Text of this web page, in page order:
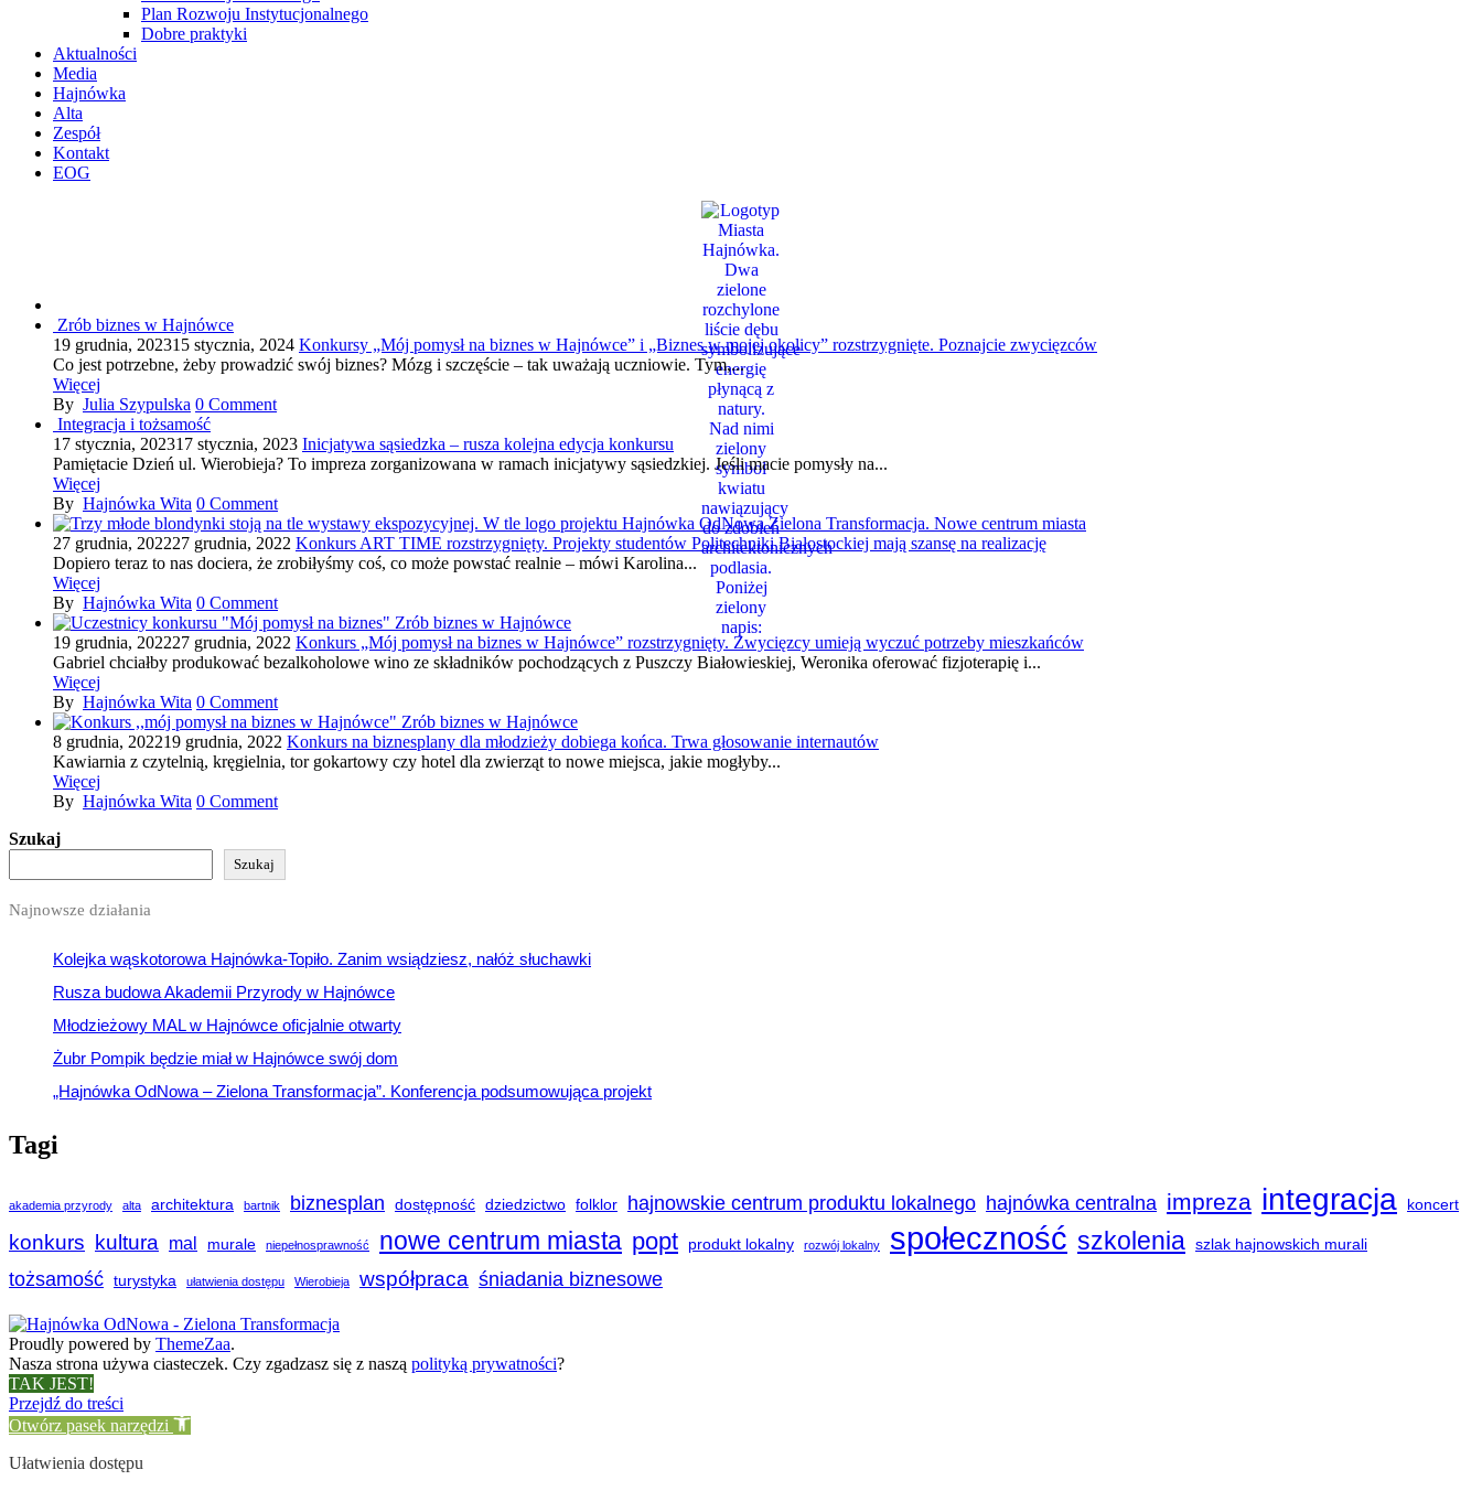
Plan Rozwoju Instytucjonalnego
Dobre praktyki
Aktualności
Media
Hajnówka
Alta
Zespół
Kontakt
EOG
Zrób biznes w Hajnówce
19 grudnia, 202315 stycznia, 2024 Konkursy „Mój pomysł na biznes w Hajnówce” i „Biznes w mojej okolicy” rozstrzygnięte. Poznajcie zwycięzców
Co jest potrzebne, żeby prowadzić swój biznes? Mózg i szczęście – tak uważają uczniowie. Tym,...
Więcej
By Julia Szypulska 0 Comment
Integracja i tożsamość
17 stycznia, 202317 stycznia, 2023 Inicjatywa sąsiedzka – rusza kolejna edycja konkursu
Pamiętacie Dzień ul. Wierobieja? To impreza zorganizowana w ramach inicjatywy sąsiedzkiej. Jeśli macie pomysły na...
Więcej
By Hajnówka Wita 0 Comment
Nowe centrum miasta
27 grudnia, 202227 grudnia, 2022 Konkurs ART TIME rozstrzygnięty. Projekty studentów Politechniki Białostockiej mają szansę na realizację
Dopiero teraz to nas dociera, że zrobiłyśmy coś, co może powstać realnie – mówi Karolina...
Więcej
By Hajnówka Wita 0 Comment
Zrób biznes w Hajnówce
19 grudnia, 202227 grudnia, 2022 Konkurs „Mój pomysł na biznes w Hajnówce” rozstrzygnięty. Zwycięzcy umieją wyczuć potrzeby mieszkańców
Gabriel chciałby produkować bezalkoholowe wino ze składników pochodzących z Puszczy Białowieskiej, Weronika oferować fizjoterapię i...
Więcej
By Hajnówka Wita 0 Comment
Zrób biznes w Hajnówce
8 grudnia, 202219 grudnia, 2022 Konkurs na biznesplany dla młodzieży dobiega końca. Trwa głosowanie internautów
Kawiarnia z czytelnią, kręgielnia, tor gokartowy czy hotel dla zwierząt to nowe miejsca, jakie mogłyby...
Więcej
By Hajnówka Wita 0 Comment
Szukaj
Szukaj
Najnowsze działania
Kolejka wąskotorowa Hajnówka-Topiło. Zanim wsiądziesz, nałóż słuchawki
Rusza budowa Akademii Przyrody w Hajnówce
Młodzieżowy MAL w Hajnówce oficjalnie otwarty
Żubr Pompik będzie miał w Hajnówce swój dom
„Hajnówka OdNowa – Zielona Transformacja”. Konferencja podsumowująca projekt
Tagi
akademia przyrody alta architektura bartnik biznesplan dostępność dziedzictwo folklor hajnowskie centrum produktu lokalnego hajnówka centralna impreza integracja koncert
konkurs kultura mal murale niepełnosprawność nowe centrum miasta popt produkt lokalny rozwój lokalny społeczność szkolenia szlak hajnowskich murali
tożsamość turystyka ułatwienia dostępu Wierobieja współpraca śniadania biznesowe
Proudly powered by ThemeZaa.
Nasza strona używa ciasteczek. Czy zgadzasz się z naszą polityką prywatności?
TAK JEST!
Przejdź do treści
Otwórz pasek narzędzi
Ułatwienia dostępu